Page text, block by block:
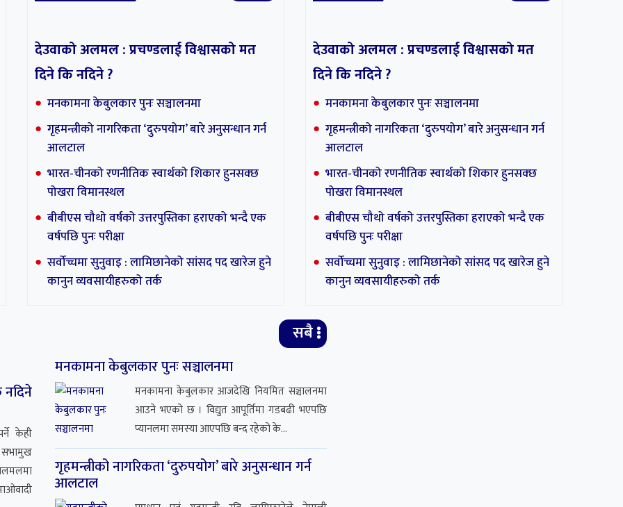
लामिछानेको सांसद पद
व्यवसायीहरुको तर्क
संसदको पहिलो बैठकका
एजेण्डा तय गर्न सर्वदलीय
७
देउवाको अलमल : प्रचण्डलाई विश्वासको मत
दिने कि नदिने ?
मनकामना केबुलकार पुनः सञ्चालनमा
गृहमन्त्रीको नागरिकता ‘दुरुपयोग’ बारे अनुसन्धान गर्न
आलटाल
भारत-चीनको रणनीतिक स्वार्थको शिकार हुनसक्छ
पोखरा विमानस्थल
बीबीएस चौथो वर्षको उत्तरपुस्तिका हराएको भन्दै एक
वर्षपछि पुनः परीक्षा
सर्वोच्चमा सुनुवाइ : लामिछानेको सांसद पद खारेज हुने
कानुन व्यवसायीहरुको तर्क
देउवाको अलमल : प्रचण्डलाई विश्वासको मत
दिने कि नदिने ?
मनकामना केबुलकार पुनः सञ्चालनमा
गृहमन्त्रीको नागरिकता ‘दुरुपयोग’ बारे अनुसन्धान गर्न
आलटाल
भारत-चीनको रणनीतिक स्वार्थको शिकार हुनसक्छ
पोखरा विमानस्थल
बीबीएस चौथो वर्षको उत्तरपुस्तिका हराएको भन्दै एक
वर्षपछि पुनः परीक्षा
सर्वोच्चमा सुनुवाइ : लामिछानेको सांसद पद खारेज हुने
कानुन व्यवसायीहरुको तर्क
सबै
केही
सभामुख
मनकामना केबुलकार पुनः सञ्चालनमा
मनकामना केबुलकार आजदेखि नियमित सञ्चालनमा
आउने भएको छ । विद्युत आपूर्तिमा गडबढी भएपछि
प्यानलमा समस्या आएपछि बन्द रहेको के...
गृहमन्त्रीको नागरिकता ‘दुरुपयोग’ बारे अनुसन्धान गर्न
आलटाल